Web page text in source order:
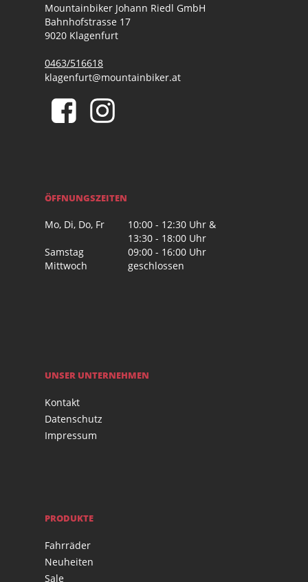
Mountainbiker Johann Riedl GmbH
Bahnhofstrasse 17
9020 Klagenfurt
0463/516618
klagenfurt@mountainbiker.at
ÖFFNUNGSZEITEN
Mo, Di, Do, Fr
10:00 - 12:30 Uhr &
13:30 - 18:00 Uhr
Samstag
09:00 - 16:00 Uhr
Mittwoch
geschlossen
UNSER UNTERNEHMEN
Kontakt
Datenschutz
Impressum
PRODUKTE
Fahrräder
Neuheiten
Sale